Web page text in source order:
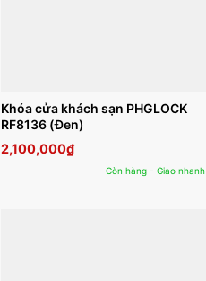
Khóa cửa khách sạn PHGLOCK
RF8136 (Đen)
2,100,000₫
Còn hàng - Giao nhanh